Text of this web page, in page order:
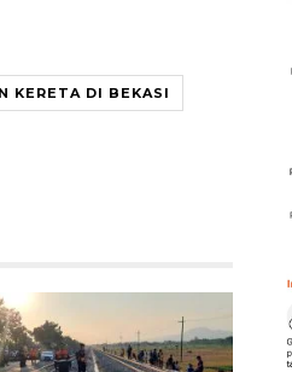
KERETA DI BEKASI
asing beri angin
ekonomi